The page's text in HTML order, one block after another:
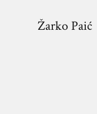
Žarko Paić